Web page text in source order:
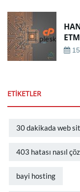
ETIKETLER
30 dakikada web
403 hatası nasıl
bayi hosting